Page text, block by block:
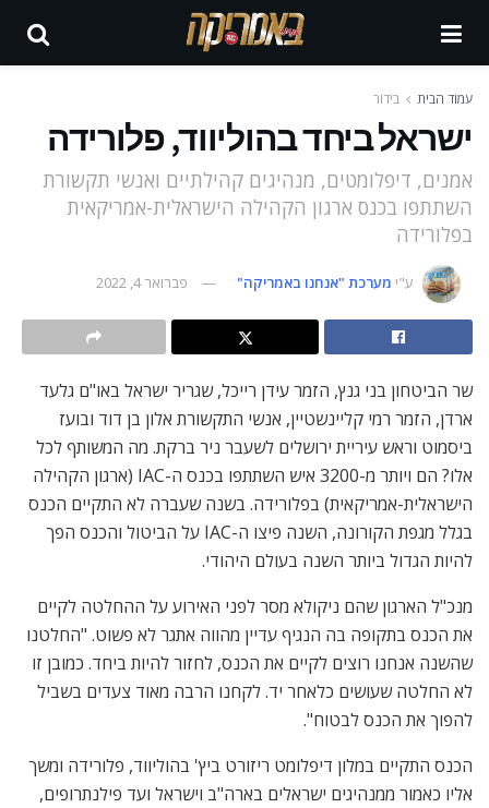
עמוד הבית בידור
ישראל ביחד בהוליווד, פלורידה
אמנים, דיפלומטים, מנהיגים קהילתיים ואנשי תקשורת
השתתפו בכנס ארגון הקהילה הישראלית-אמריקאית
בפלורידה
ע"י מערכת "אנחנו באמריקה" פברואר 4, 2022
שר הביטחון בני גנץ, הזמר עידן רייכל, שגריר ישראל באו"ם גלעד
ארדן, הזמר רמי קליינשטיין, אנשי התקשורת אלון בן דוד ובועז
ביסמוט וראש עיריית ירושלים לשעבר ניר ברקת. מה המשותף לכל
אלו? הם ויותר מ-3200 איש השתתפו בכנס ה-IAC (ארגון הקהילה
הישראלית-אמריקאית) בפלורידה. בשנה שעברה לא התקיים הכנס
בגלל מגפת הקורונה, השנה פיצו ה-IAC על הביטול והכנס הפך
להיות הגדול ביותר השנה בעולם היהודי.
מנכ"ל הארגון שהם ניקולא מסר לפני האירוע על ההחלטה לקיים
את הכנס בתקופה בה הנגיף עדיין מהווה אתגר לא פשוט. "החלטנו
שהשנה אנחנו רוצים לקיים את הכנס, לחזור להיות ביחד. כמובן זו
לא החלטה שעושים כלאחר יד. לקחנו הרבה מאוד צעדים בשביל
להפוך את הכנס לבטוח".
הכנס התקיים במלון דיפלומט ריזורט ביץ' בהוליווד, פלורידה ומשך
אליו כאמור ממנהיגים ישראלים בארה"ב וישראל ועד פילנתרופים,